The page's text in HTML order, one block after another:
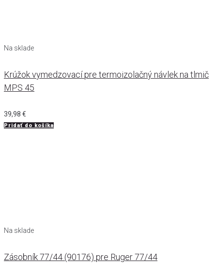
Na sklade
Krúžok vymedzovací pre termoizolačný návlek na tlmič
MPS 45
39,98 €
Pridať do košíka
Na sklade
Zásobník 77/44 (90176) pre Ruger 77/44